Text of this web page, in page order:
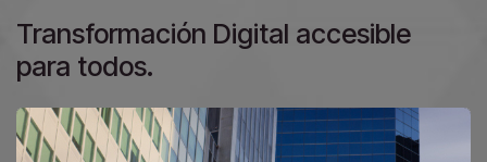
Transformación Digital accesible
para todos.